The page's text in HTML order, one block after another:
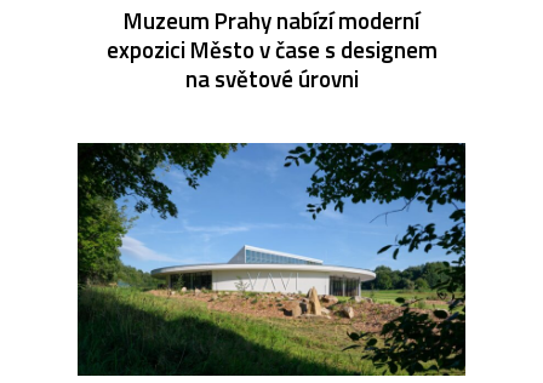
Muzeum Prahy nabízí moderní
expozici Město v čase s designem
na světové úrovni